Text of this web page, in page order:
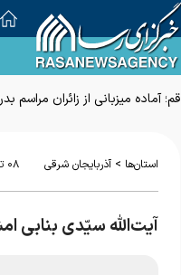
قم؛ آماده میزبانی از زائران مراسم
استان‌ها > آذربایجان شرقی ۰۸ تير ۱۴۰۵ - ۱۶:۴۵
آیت‌الله سیّدی بنابی